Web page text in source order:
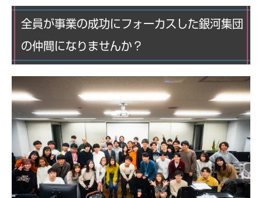
全員が事業の成功にフォーカスした銀河集団
の仲間になりませんか？